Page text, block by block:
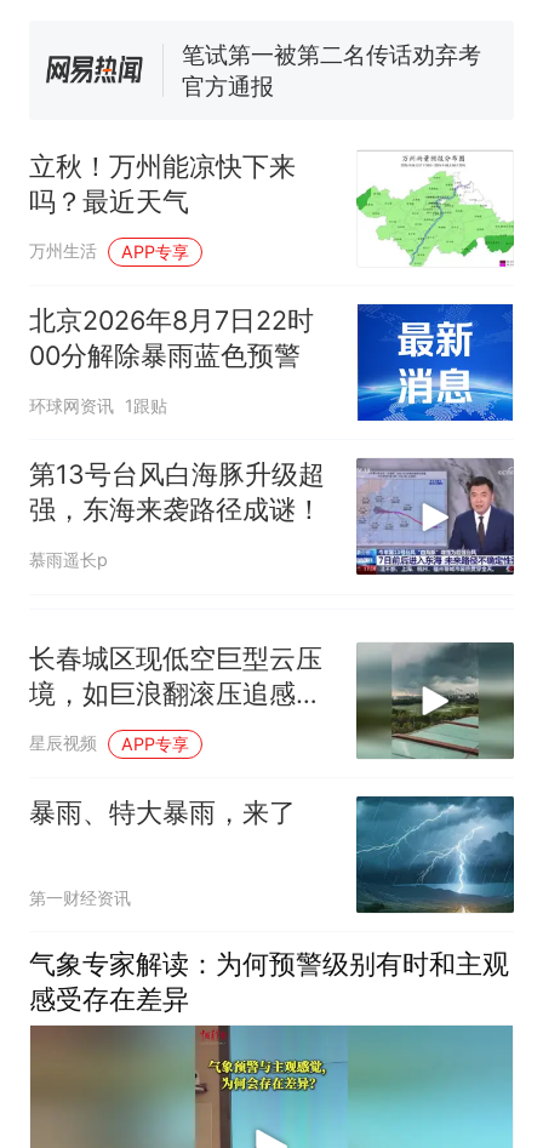
来源：参考消息）
笔试第一被第二名传话劝弃考
官方通报
试前13名均遭淘汰？教育局：
已叫停招聘，成立调查组全面
核查
台风"白海豚"中心附近最大风
力已达15级 最新研判
热
那个在床头放菜刀的女孩，
人生
立秋！万州能凉快下来
吗？最近天气
万州生活 APP专享
北京2026年8月7日22时
00分解除暴雨蓝色预警
环球网资讯 1跟贴
第13号台风白海豚升级超
强，东海来袭路径成谜！
慕雨遥长p
长春城区现低空巨型云压
境，如巨浪翻滚压追感十
足
星辰视频 APP专享
暴雨、特大暴雨，来了
第一财经资讯
气象专家解读：为何预警级别有时和主观
感受存在差异